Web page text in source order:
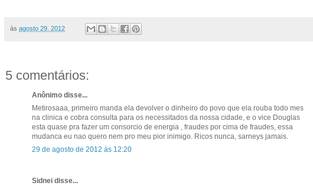
às agosto 29, 2012
5 comentários:
Anônimo disse...
Metirosaaa, primeiro manda ela devolver o dinheiro do povo que ela rouba todo mes
na clinica e cobra consulta para os necessitados da nossa cidade, e o vice Douglas
esta quase pra fazer um consorcio de energia , fraudes por cima de fraudes, essa
mudanca eu nao quero nem pro meu pior inimigo. Ricos nunca, sarneys jamais.
29 de agosto de 2012 às 12:20
Sidnei disse...